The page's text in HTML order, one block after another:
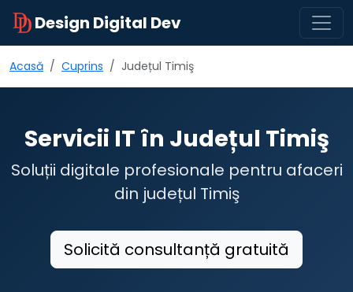
Design Digital Dev
Acasă Cuprins Județul Timiş
Servicii IT în Județul Timiş
Soluții digitale profesionale pentru afaceri
din județul Timiş
Solicită consultanță gratuită